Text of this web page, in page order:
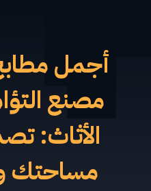
أجمل
مصنع
الأثاث:
مساحتك